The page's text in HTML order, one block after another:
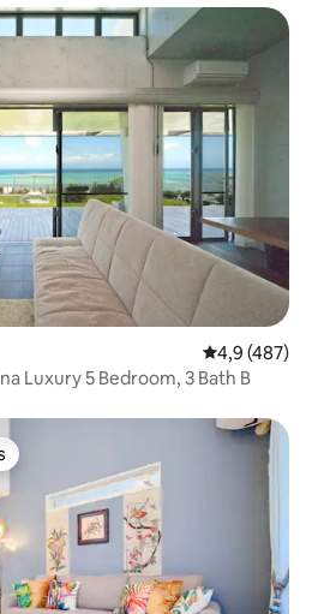
4,9 de uma
4,9 (487)
Luxury 5 Bedroom, 3 Bath B